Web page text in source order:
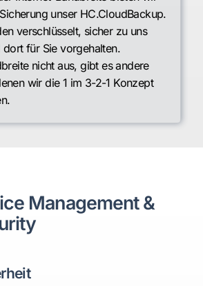
unser HC.CloudBackup.
verschlüsselt, sicher zu uns
dort für Sie vorgehalten.
nicht aus, gibt es andere
wir die 1 im 3-2-1 Konzept
Management &